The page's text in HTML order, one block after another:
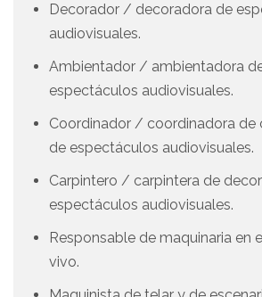
Decorador / decoradora de
audiovisuales.
Ambientador / ambientadora
espectáculos audiovisuales.
Coordinador / coordinadora de
de espectáculos audiovisuales.
Carpintero / carpintera de
espectáculos audiovisuales.
Responsable de maquinaria en
vivo.